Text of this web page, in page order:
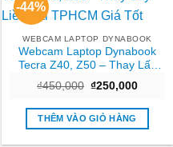
-44%
WEBCAM LAPTOP DYNABOOK
Webcam Laptop Dynabook
Tecra Z40, Z50 – Thay Lấy
₫450,000 Giá
là:
₫450,000.
₫250,000Giá
tại
THÊM VÀO GIỎ HÀNG